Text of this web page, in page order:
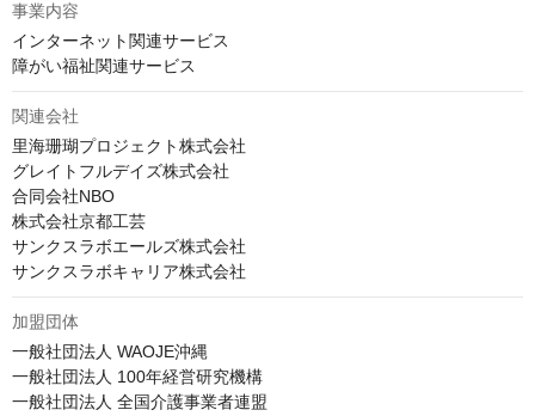
事業内容
インターネット関連サービス
障がい福祉関連サービス
関連会社
里海珊瑚プロジェクト株式会社
グレイトフルデイズ株式会社
合同会社NBO
株式会社京都工芸
サンクスラボエールズ株式会社
サンクスラボキャリア株式会社
加盟団体
一般社団法人 WAOJE沖縄
一般社団法人 100年経営研究機構
一般社団法人 全国介護事業者連盟